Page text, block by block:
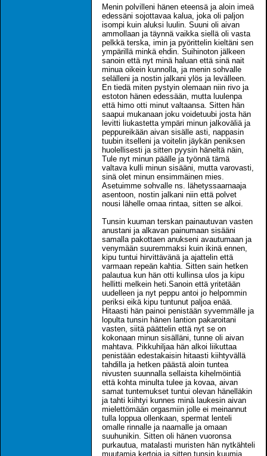
Menin polvilleni hänen eteensä ja aloin imeä
edessäni sojottavaa kalua, joka oli paljon
isompi kuin aluksi luulin. Suuni oli aivan
ammollaan ja täynnä vaikka siellä oli vasta
pelkkä terska, imin ja pyörittelin kieltäni sen
ympärillä minkä ehdin. Suihinoton jälkeen
sanoin että nyt minä haluan että sinä nait
minua oikein kunnolla, ja menin sohvalle
selälleni ja nostin jalkani ylös ja levälleen.
En tiedä miten pystyin olemaan niin rivo ja
estoton hänen edessään, mutta luulenpa
että himo otti minut valtaansa. Sitten hän
saapui mukanaan joku voidetuubi josta hän
levitti liukastetta ympäri minun jalkoväliä ja
peppureikään aivan sisälle asti, nappasin
tuubin itselleni ja voitelin jäykän peniksen
huolellisesti ja sitten pyysin häneltä näin,
Tule nyt minun päälle ja työnnä tämä
valtava kulli minun sisääni, mutta varovasti,
sinä olet minun ensimmäinen mies.
Asetuimme sohvalle ns. lähetyssaarnaaja
asentoon, nostin jalkani niin että polvet
nousi lähelle omaa rintaa, sitten se alkoi.
Tunsin kuuman terskan painautuvan vasten
anustani ja alkavan painumaan sisääni
samalla pakottaen anukseni avautumaan ja
venymään suuremmaksi kuin ikinä ennen,
kipu tuntui hirvittävänä ja ajattelin että
varmaan repeän kahtia. Sitten sain hetken
palautua kun hän otti kullinsa ulos ja kipu
hellitti melkein heti.Sanoin että yritetään
uudelleen ja nyt peppu antoi jo helpommin
periksi eikä kipu tuntunut paljoa enää.
Hitaasti hän painoi penistään syvemmälle ja
lopulta tunsin hänen lantion pakaroitani
vasten, siitä päättelin että nyt se on
kokonaan minun sisälläni, tunne oli aivan
mahtava. Pikkuhiljaa hän alkoi liikuttaa
penistään edestakaisin hitaasti kiihtyvällä
tahdilla ja hetken päästä aloin tuntea
nivusten suunnalla sellaista kihelmöintiä
että kohta minulta tulee ja kovaa, aivan
samat tuntemukset tuntui olevan hänelläkin
ja tahti kiihtyi kunnes minä laukesin aivan
mielettömään orgasmiin jolle ei meinannut
tulla loppua ollenkaan, spermat lenteli
omalle rinnalle ja naamalle ja omaan
suuhunikin. Sitten oli hänen vuoronsa
purkautua, matalasti muristen hän nytkähteli
muutamia kertoja ja sitten tunsin kuumia